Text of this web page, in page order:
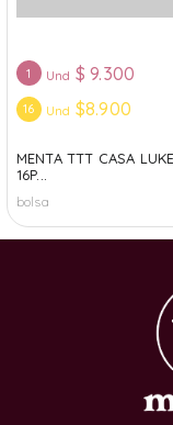
1 Und $ 9.300
16 Und $8.900
MENTA TTT CASA
16P...
bolsa